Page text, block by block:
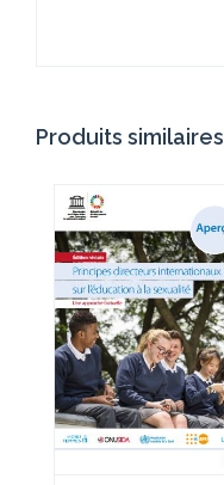
Produits similaires